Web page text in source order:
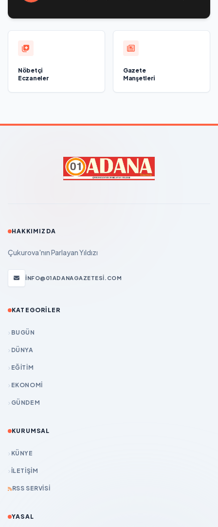
Nöbetçi
Eczaneler
Gazete
Manşetleri
HAKKIMIZDA
Çukurova'nın Parlayan Yıldızı
INFO@01ADANAGAZETESI.COM
KATEGORILER
BUGÜN
DÜNYA
EĞİTİM
EKONOMİ
GÜNDEM
KURUMSAL
KÜNYE
İLETIŞIM
RSS SERVISI
YASAL